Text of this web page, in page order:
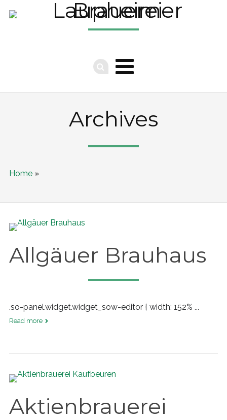
Archives
Home»
Allgäuer Brauhaus
.so-panel.widget.widget_sow-editor { width: 152% ...
Read more
Aktienbrauerei